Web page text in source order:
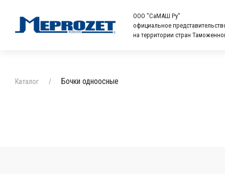
ООО "СаМАШ Ру"
официальное
на территории стран
Каталог Бочки одноосные
Каталог